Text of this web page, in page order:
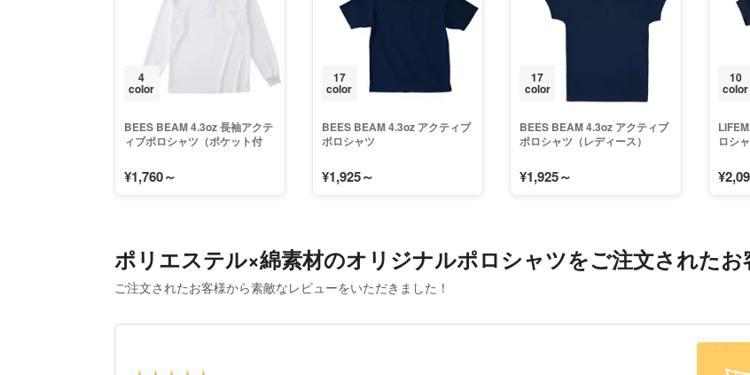
4
color
BEES BEAM 4.3oz 長袖アクテ
ィブポロシャツ（ポケット付
¥1,760～
17
color
BEES BEAM 4.3oz アクティブ
ポロシャツ
¥1,925～
17
color
BEES BEAM 4.3oz アクティブ
ポロシャツ（レディース）
¥1,925～
10
color
ロシ
ポリエステル×綿素材のオリジナルポロシャツをご注文されたお
ご注文されたお客様から素敵なレビューをいただきました！